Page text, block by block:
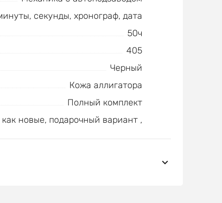
секунды, хронограф, дата
50ч
405
Черный
Кожа аллигатора
Полный комплект
как новые, подарочный вариант ,